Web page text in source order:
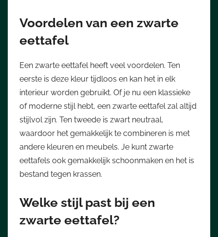
Voordelen van een zwarte
eettafel
Een zwarte eettafel heeft veel voordelen. Ten
eerste is deze kleur tijdloos en kan het in elk
interieur worden gebruikt. Of je nu een klassieke
of moderne stijl hebt, een zwarte eettafel zal altijd
stijlvol zijn. Ten tweede is zwart neutraal,
waardoor het gemakkelijk te combineren is met
andere kleuren en meubels. Je kunt zwarte
eettafels ook gemakkelijk schoonmaken en het is
bestand tegen krassen.
Welke stijl past bij een
zwarte eettafel?